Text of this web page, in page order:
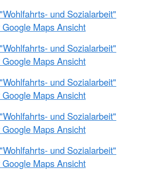
und Sozialarbeit"
Maps Ansicht
und Sozialarbeit"
Maps Ansicht
und Sozialarbeit"
Maps Ansicht
und Sozialarbeit"
Maps Ansicht
und Sozialarbeit"
Maps Ansicht